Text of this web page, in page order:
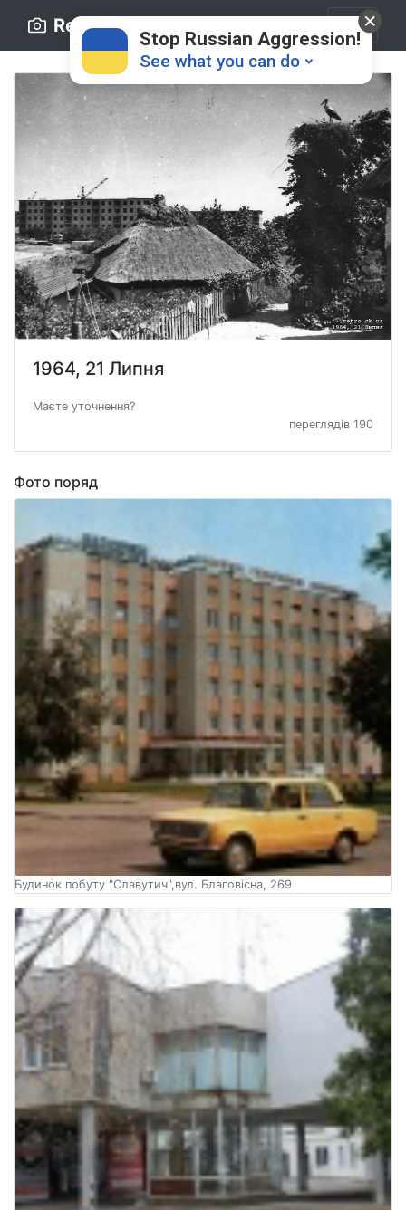
Retro.ck.ua
1964, 21 Липня
Маєте уточнення?
переглядів 190
Фото поряд
Будинок побуту "Славутич",вул. Благовісна, 269
Stop Russian Aggression!
See what you can do
Donate 💸
Support Ukraine ❤
Share this widget